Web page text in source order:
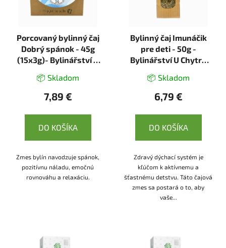
Porcovaný bylinný čaj
Dobrý spánok - 45g
(15x3g)- Bylinářství U
📦 Skladom
7,89 €
DO KOŠÍKA
Zmes bylín navodzuje spánok,
pozitívnu náladu, emočnú
rovnováhu a relaxáciu.
Bylinný čaj Imunáčik
pre deti - 50g -
Bylinářství U Chytré
📦 Skladom
6,79 €
DO KOŠÍKA
Zdravý dýchací systém je
kľúčom k aktívnemu a
šťastnému detstvu. Táto čajová
zmes sa postará o to, aby
vaše...